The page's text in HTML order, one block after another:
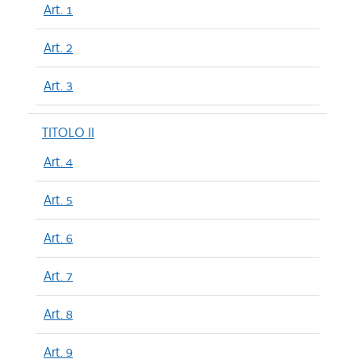
Art. 1
Art. 2
Art. 3
TITOLO II
Art. 4
Art. 5
Art. 6
Art. 7
Art. 8
Art. 9